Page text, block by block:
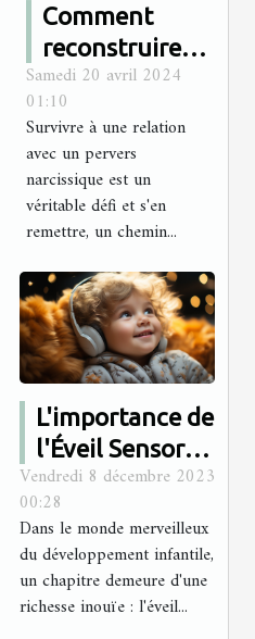
Comment
reconstruire
son estime de
soi après avoir
été victime
d'un pervers
narcissique
Samedi 20 avril 2024
01:10
Survivre à une relation
avec un pervers
narcissique est un
véritable défi et s'en
remettre, un chemin...
L'importance de
l'Éveil Sensoriel
dans le
Développement
des Nourrissons
Vendredi 8 décembre 2023
00:28
Dans le monde merveilleux
du développement infantile,
un chapitre demeure d'une
richesse inouïe : l'éveil...